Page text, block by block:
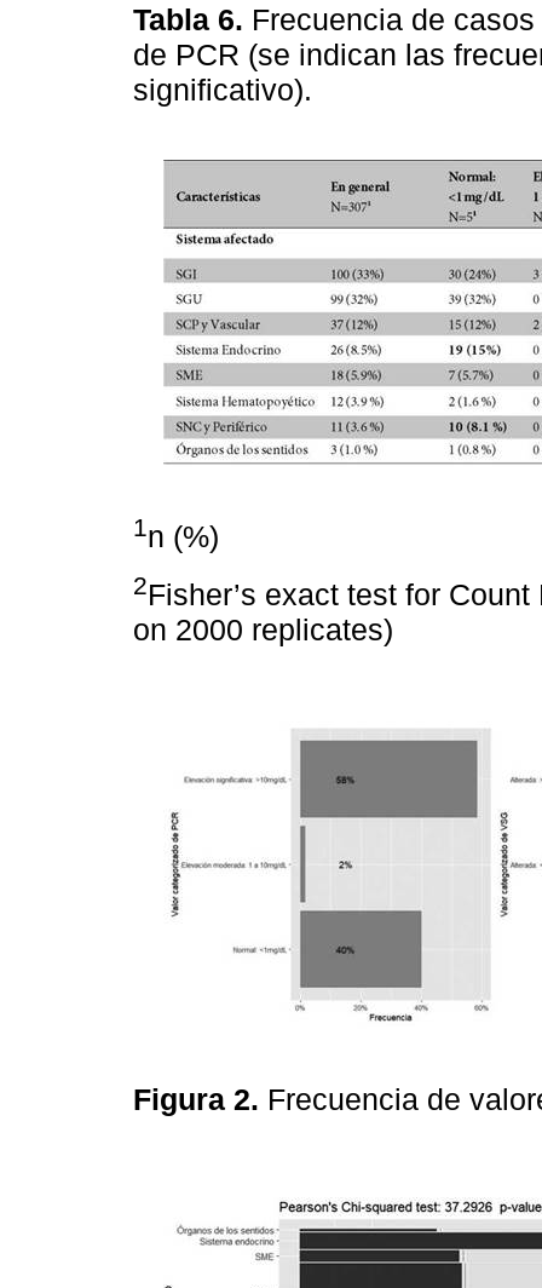
Tabla 6. Frecuencia de
de PCR (se indican las
significativo).
1n (%)
2Fisher’s exact test for
on 2000 replicates)
Figura 2. Frecuencia de